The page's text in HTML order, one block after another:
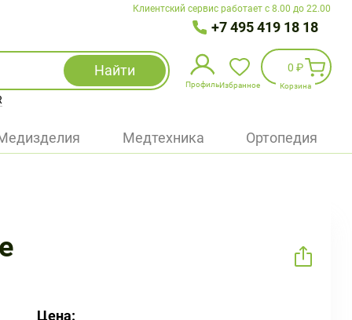
Клиентский сервис работает с 8.00 до 22.00
+7 495 419 18 18
Найти
Профиль
Избранное
Войти
Избранное
0 ₽
Корзина
Медтехника Ортопедия
Цена: